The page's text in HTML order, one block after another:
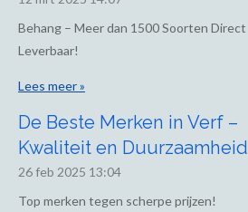
Behang – Meer dan 1500 Soorten Direct
Leverbaar!
Lees meer »
De Beste Merken in Verf –
Kwaliteit en Duurzaamheid
26 feb 2025 13:04
Top merken tegen scherpe prijzen!